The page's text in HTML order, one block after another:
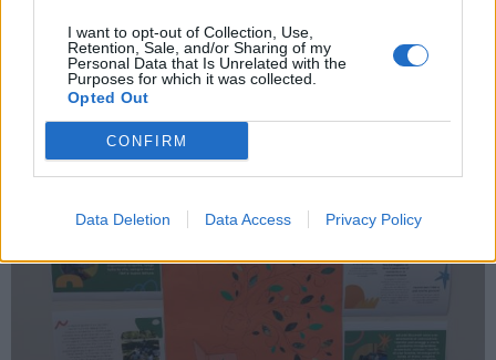
I want to opt-out of Collection, Use,
Retention, Sale, and/or Sharing of my
Personal Data that Is Unrelated with the
Purposes for which it was collected.
Opted Out
CONFIRM
Data Deletion Data Access Privacy Policy
A Gerenzano un “Tè con l’Autore” con
Emilio Di Stefano